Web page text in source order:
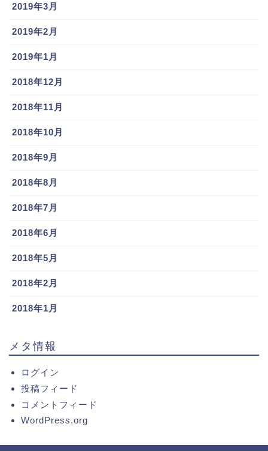
2019年3月
2019年2月
2019年1月
2018年12月
2018年11月
2018年10月
2018年9月
2018年8月
2018年7月
2018年6月
2018年5月
2018年2月
2018年1月
メタ情報
ログイン
投稿フィード
コメントフィード
WordPress.org